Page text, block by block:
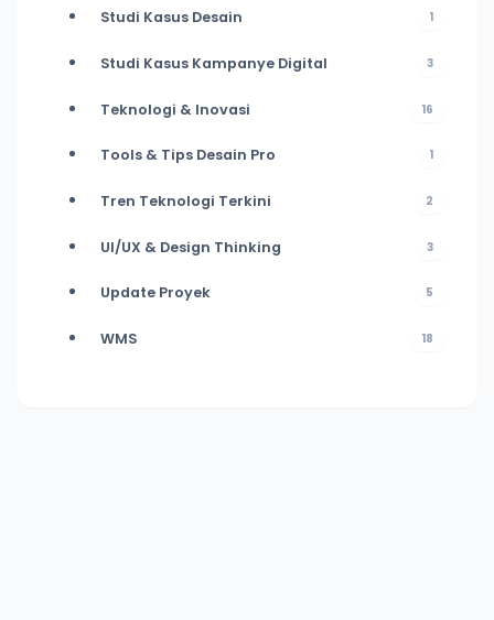
Studi Kasus Desain 1
Studi Kasus Kampanye Digital 3
Teknologi & Inovasi 16
Tools & Tips Desain Pro 1
Tren Teknologi Terkini 2
UI/UX & Design Thinking 3
Update Proyek 5
WMS 18